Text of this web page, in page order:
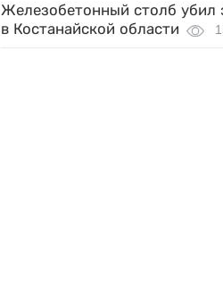
Железобетонный столб убил
в Костанайской области